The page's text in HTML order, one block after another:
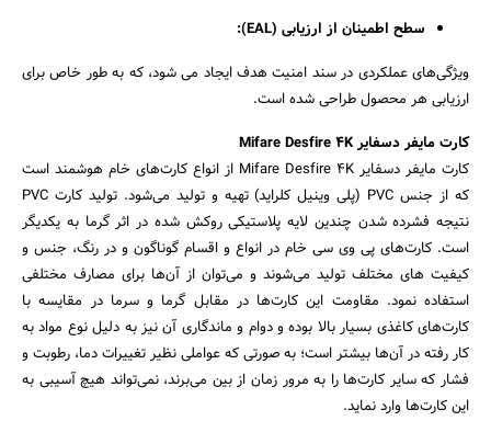
سطح اطمینان از ارزیابی (EAL):
ویژگی‌های عملکردی در سند امنیت هدف ایجاد می شود، که به طور خاص برای
ارزیابی هر محصول طراحی شده است.
کارت مایفر دسفایر Mifare Desfire 4K
کارت مایفر دسفایر Mifare Desfire 4K از انواع کارت‌های خام هوشمند است
که از جنس PVC (پلی وینیل کلراید) تهیه و تولید می‌شود. تولید کارت PVC
نتیجه فشرده شدن چندین لایه پلاستیکی روکش شده در اثر گرما به یکدیگر
است. کارت‌های پی وی سی خام در انواع و اقسام گوناگون و در رنگ، جنس و
کیفیت های مختلف تولید می‌شوند و می‌توان از آن‌ها برای مصارف مختلفی
استفاده نمود. مقاومت این کارت‌ها در مقابل گرما و سرما در مقایسه با
کارت‌های کاغذی بسیار بالا بوده و دوام و ماندگاری آن نیز به دلیل نوع مواد به
کار رفته در آن‌ها بیشتر است؛ به صورتی که عواملی نظیر تغییرات دما، رطوبت و
فشار که سایر کارت‌ها را به مرور زمان از بین می‌برند، نمی‌تواند هیچ آسیبی به
این کارت‌ها وارد نماید.